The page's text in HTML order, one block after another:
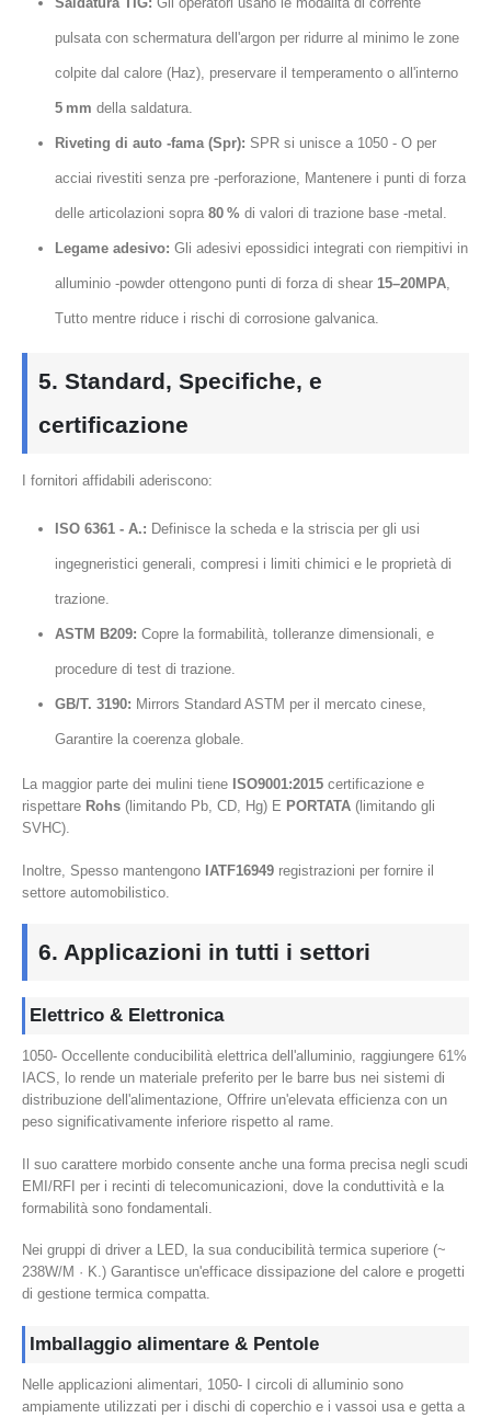
pulsata con schermatura dell'argon per ridurre al minimo le zone
colpite dal calore (Haz), preservare il temperamento o all'interno
5 mm della saldatura.
Riveting di auto -fama (Spr): SPR si unisce a 1050 - O per
acciai rivestiti senza pre -perforazione, Mantenere i punti di forza
delle articolazioni sopra 80 %di valori di trazione base -metal.
Legame adesivo: Gli adesivi epossidici integrati con riempitivi in
​​alluminio -powder ottengono punti di forza di shear 15–20MPA,
Tutto mentre riduce i rischi di corrosione galvanica.
5. Standard, Specifiche, e
certificazione
I fornitori affidabili aderiscono:
ISO 6361 - A.: Definisce la scheda e la striscia per gli usi
ingegneristici generali, compresi i limiti chimici e le proprietà di
trazione.
ASTM B209: Copre la formabilità, tolleranze dimensionali, e
procedure di test di trazione.
GB/T. 3190: Mirrors Standard ASTM per il mercato cinese,
Garantire la coerenza globale.
La maggior parte dei mulini tiene ISO9001:2015 certificazione e
rispettare Rohs (limitando Pb, CD, Hg) E PORTATA (limitando gli
SVHC).
Inoltre, Spesso mantengono IATF16949 registrazioni per fornire il
settore automobilistico.
6. Applicazioni in tutti i settori
Elettrico & Elettronica
1050- Occellente conducibilità elettrica dell'alluminio, raggiungere 61%
IACS, lo rende un materiale preferito per le barre bus nei sistemi di
distribuzione dell'alimentazione, Offrire un'elevata efficienza con un
peso significativamente inferiore rispetto al rame.
Il suo carattere morbido consente anche una forma precisa negli scudi
EMI/RFI per i recinti di telecomunicazioni, dove la conduttività e la
formabilità sono fondamentali.
Nei gruppi di driver a LED, la sua conducibilità termica superiore (~
238W/M · K.) Garantisce un'efficace dissipazione del calore e progetti
di gestione termica compatta.
Imballaggio alimentare & Pentole
Nelle applicazioni alimentari, 1050- I circoli di alluminio sono
ampiamente utilizzati per i dischi di coperchio e i vassoi usa e getta a